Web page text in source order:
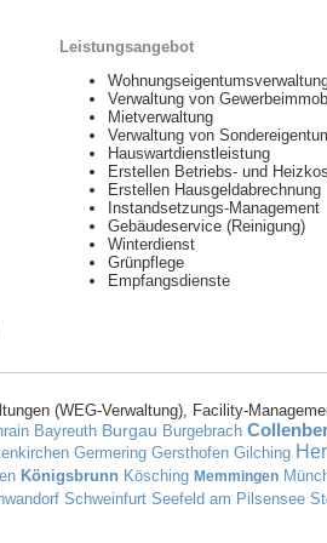
Leistungsangebot
Verwaltung von
Mietverwaltung
Verwaltung von
Hauswartdienstleistung
Erstellen Betriebs- und
Erstellen Hausgeldabrechnung
Instandsetzungs-Management
Gebäudeservice (Reinigung)
Winterdienst
Grünpflege
Empfangsdienste
(WEG-Verwaltung), Facility-
Bayreuth Burgau Burgebrach
Germering Gersthofen Gilching
Königsbrunn Kösching Memmingen
Schweinfurt Seefeld am Pilsensee